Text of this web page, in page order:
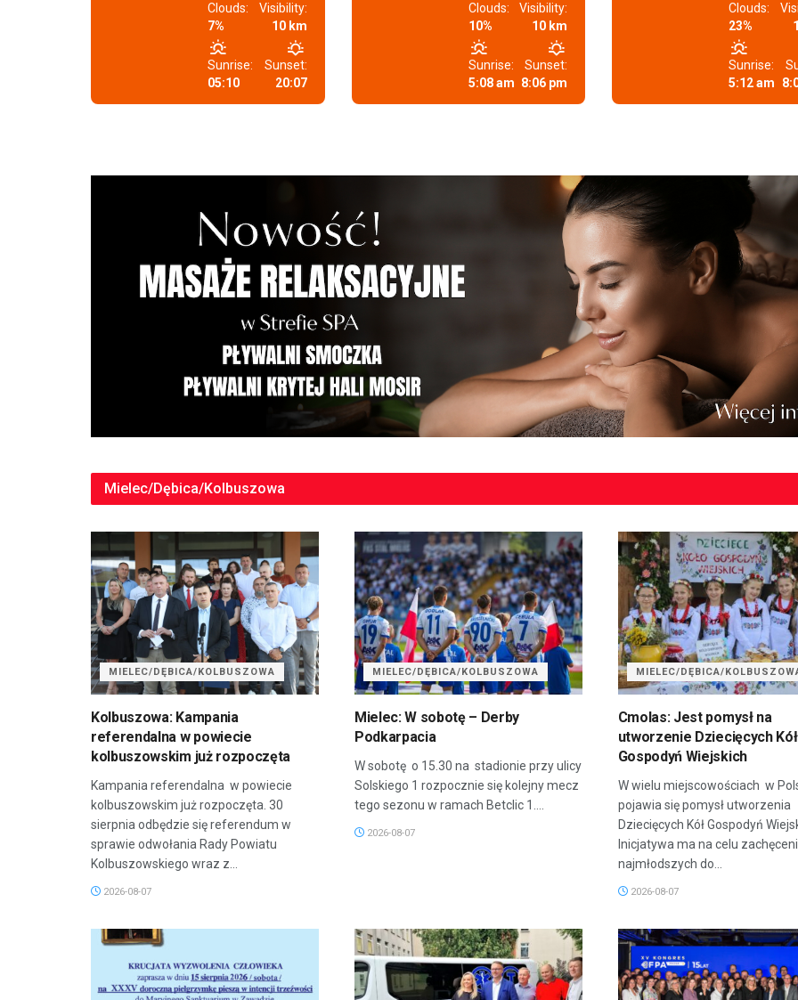
Clouds:
7%
Visibility:
10 km
Sunrise:
05:10
Sunset:
20:07
Clouds:
10%
Visibility:
10 km
Sunrise:
5:08 am
Sunset:
8:06 pm
Clouds:
23%
Sunrise:
5:12 am
Mielec/Dębica/Kolbuszowa
MIELEC/DĘBICA/KOLBUSZOWA
Kolbuszowa: Kampania
referendalna w powiecie
kolbuszowskim już rozpoczęta
Kampania referendalna w powiecie
kolbuszowskim już rozpoczęta. 30
sierpnia odbędzie się referendum w
sprawie odwołania Rady Powiatu
Kolbuszowskiego wraz z...
2026-08-07
MIELEC/DĘBICA/KOLBUSZOWA
Mielec: W sobotę – Derby
Podkarpacia
W sobotę o 15.30 na stadionie przy ulicy
Solskiego 1 rozpocznie się kolejny mecz
tego sezonu w ramach Betclic 1....
2026-08-07
MIELEC/DĘBICA/
Cmolas: Jest pomysł na
utworzenie Dziecięcych Kół
Gospodyń Wiejskich
W wielu miejscowościach w
pojawia się pomysł utworzenia
Dziecięcych Kół Gospodyń
Inicjatywa ma na celu
najmłodszych do...
2026-08-07